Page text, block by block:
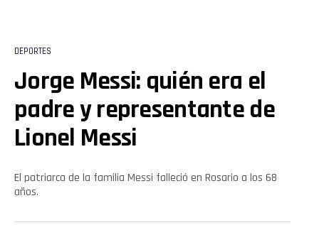
DEPORTES
Jorge Messi: quién era el
padre y representante de
Lionel Messi
El patriarca de la familia Messi falleció en Rosario a los 68
años.